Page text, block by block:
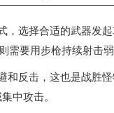
选择合适的武器发
需要用步枪持续射击弱
和反击，这也是战胜
中攻击。